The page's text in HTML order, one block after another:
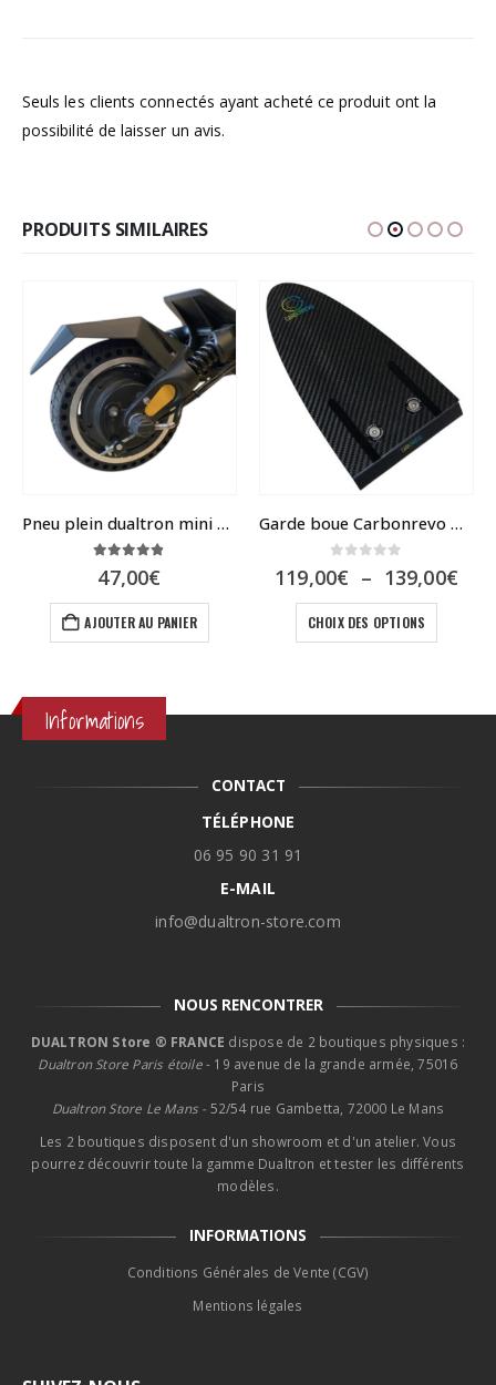
Seuls les clients connectés ayant acheté ce produit ont la
possibilité de laisser un avis.
PRODUITS SIMILAIRES
Pneu plein dualtron mini et ToGo
47,00€
AJOUTER AU PANIER
Garde boue Carbonrevo Dualtron
119,00€ – 139,00€
CHOIX DES OPTIONS
Ce produit a plusieurs variations. Les options peuvent être choisies sur la page du produit
Informations
CONTACT
TÉLÉPHONE
06 95 90 31 91
E-MAIL
info@dualtron-store.com
NOUS RENCONTRER
DUALTRON Store ® FRANCE dispose de 2 boutiques physiques :
Dualtron Store Paris étoile- 19 avenue de la grande armée, 75016
Paris
Dualtron Store Le Mans - 52/54 rue Gambetta, 72000 Le Mans
Les 2 boutiques disposent d'un showroom et d'un atelier. Vous
pourrez découvrir toute la gamme Dualtron et tester les différents
modèles.
INFORMATIONS
Conditions Générales de Vente (CGV)
Mentions légales